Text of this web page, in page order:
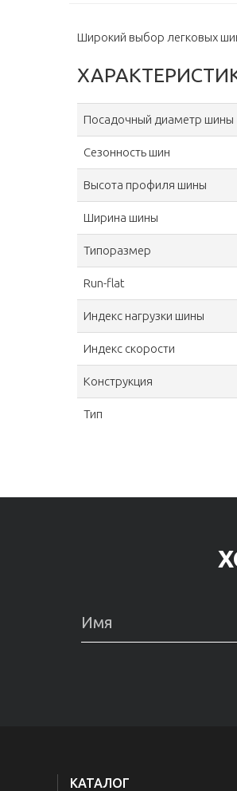
Широкий выбор легковых
Посадочный диаметр шины
Сезонность шин
Высота профиля шины
Ширина шины
Типоразмер
Run-flat
Индекс нагрузки шины
Индекс скорости
Конструкция
Тип
КАТАЛОГ